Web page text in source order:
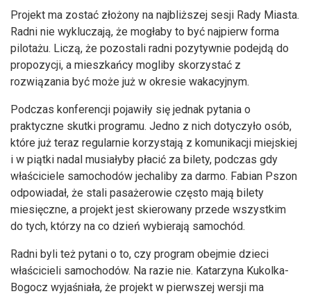
Projekt ma zostać złożony na najbliższej sesji Rady Miasta.
Radni nie wykluczają, że mogłaby to być najpierw forma
pilotażu. Liczą, że pozostali radni pozytywnie podejdą do
propozycji, a mieszkańcy mogliby skorzystać z
rozwiązania być może już w okresie wakacyjnym.
Podczas konferencji pojawiły się jednak pytania o
praktyczne skutki programu. Jedno z nich dotyczyło osób,
które już teraz regularnie korzystają z komunikacji miejskiej
i w piątki nadal musiałyby płacić za bilety, podczas gdy
właściciele samochodów jechaliby za darmo. Fabian Pszon
odpowiadał, że stali pasażerowie często mają bilety
miesięczne, a projekt jest skierowany przede wszystkim
do tych, którzy na co dzień wybierają samochód.
Radni byli też pytani o to, czy program obejmie dzieci
właścicieli samochodów. Na razie nie. Katarzyna Kukolka-
Bogocz wyjaśniała, że projekt w pierwszej wersji ma